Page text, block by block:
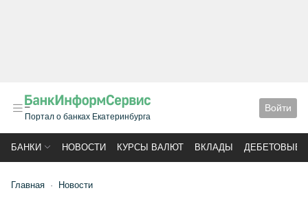
Портал о банках Екатеринбурга
Войти
БАНКИ НОВОСТИ КУРСЫ ВАЛЮТ ВКЛАДЫ ДЕБЕТОВЫЕ
Главная Новости